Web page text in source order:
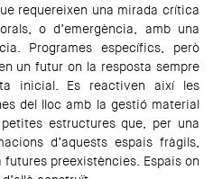
requereixen una mirada crítica
o d’emergència, amb una
Programes específics, però
un futur on la resposta sempre
inicial. Es reactiven així les
del lloc amb la gestió material
estructures que, per una
d’aquests espais fràgils,
preexistències. Espais on